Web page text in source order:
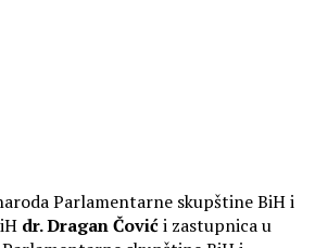
Parlamentarne skupštine BiH i
dr. Dragan Čovići zastupnica u